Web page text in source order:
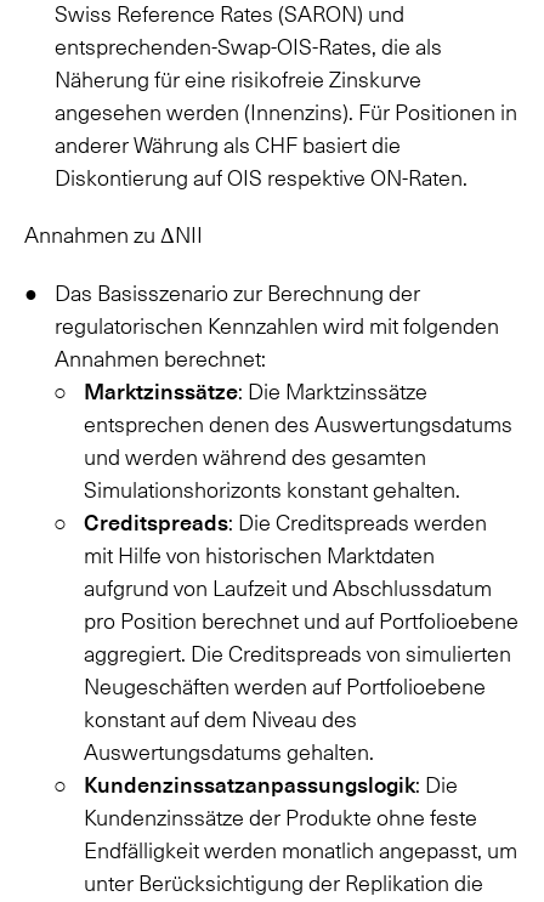
Swiss Reference Rates (SARON) und
entsprechenden-Swap-OIS-Rates, die als
Näherung für eine risikofreie Zinskurve
angesehen werden (Innenzins). Für Positionen in
anderer Währung als CHF basiert die
Diskontierung auf OIS respektive ON-Raten.
Annahmen zu ΔNII
Das Basisszenario zur Berechnung der
regulatorischen Kennzahlen wird mit folgenden
Annahmen berechnet:
Marktzinssätze: Die Marktzinssätze
entsprechen denen des Auswertungsdatums
und werden während des gesamten
Simulationshorizonts konstant gehalten.
Creditspreads: Die Creditspreads werden
mit Hilfe von historischen Marktdaten
aufgrund von Laufzeit und Abschlussdatum
pro Position berechnet und auf Portfolioebene
aggregiert. Die Creditspreads von simulierten
Neugeschäften werden auf Portfolioebene
konstant auf dem Niveau des
Auswertungsdatums gehalten.
Kundenzinssatzanpassungslogik: Die
Kundenzinssätze der Produkte ohne feste
Endfälligkeit werden monatlich angepasst, um
unter Berücksichtigung der Replikation die